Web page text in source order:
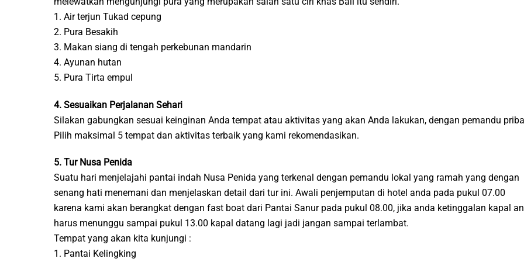
1. Air terjun Tukad cepung
2. Pura Besakih
3. Makan siang di tengah perkebunan mandarin
4. Ayunan hutan
5. Pura Tirta empul
4. Sesuaikan Perjalanan Sehari
Silakan gabungkan sesuai keinginan Anda tempat atau aktivitas yang akan Anda lakukan, dengan pemandu
Pilih maksimal 5 tempat dan aktivitas terbaik yang kami rekomendasikan.
5. Tur Nusa Penida
Suatu hari menjelajahi pantai indah Nusa Penida yang terkenal dengan pemandu lokal yang ramah yang dengan
senang hati menemani dan menjelaskan detail dari tur ini. Awali penjemputan di hotel anda pada pukul 07.00
karena kami akan berangkat dengan fast boat dari Pantai Sanur pada pukul 08.00, jika anda ketinggalan kapal
harus menunggu sampai pukul 13.00 kapal datang lagi jadi jangan sampai terlambat.
Tempat yang akan kita kunjungi :
1. Pantai Kelingking